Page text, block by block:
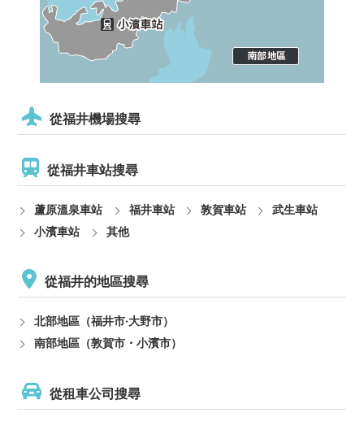
從福井機場搜尋
從福井車站搜尋
蘆原溫泉車站 福井車站 敦賀車站
武生車站
小濱車站
其他
從福井的地區搜尋
北部地區（福井市·大野市）
南部地區（敦賀市・小濱市）
從租車公司搜尋